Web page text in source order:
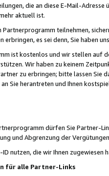
die an diese E-Mail-
aktuell ist.
teilnehmen,
erbringen, es sei denn, Sie haben
ist kostenlos und wir stellen auf
Wir haben zu keinem
zu erbringen; bitte lassen Sie
Sie herantreten und Ihnen
dürfen Sie Partner-
und Abgrenzung der
nutzen, die wir Ihnen zugewiesen
für alle Partner-Links